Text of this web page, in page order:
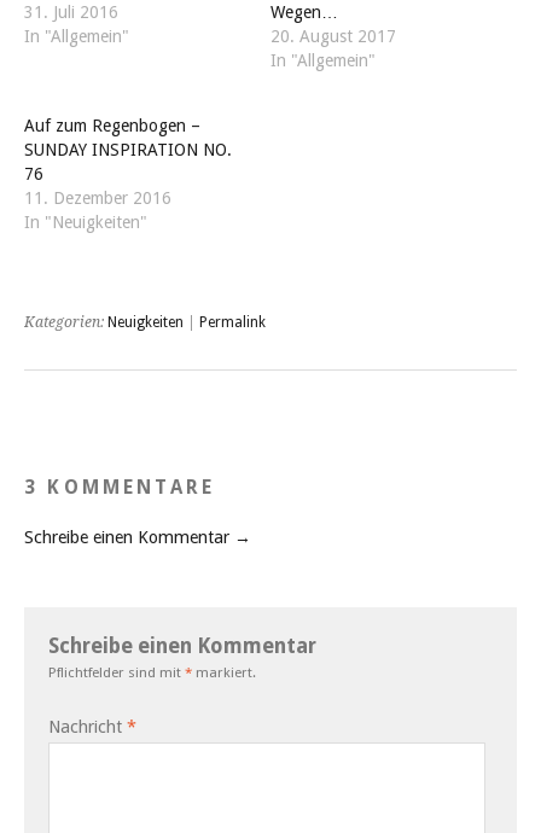
31. Juli 2016
In "Allgemein"
Wegen…
20. August 2017
In "Allgemein"
Auf zum Regenbogen –
SUNDAY INSPIRATION NO.
76
11. Dezember 2016
In "Neuigkeiten"
Kategorien: Neuigkeiten Permalink
3 KOMMENTARE
Schreibe einen Kommentar →
Schreibe einen Kommentar
Pflichtfelder sind mit * markiert.
Nachricht *